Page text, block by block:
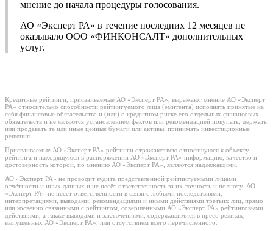
мнение до начала процедуры голосования.
АО «Эксперт РА» в течение последних 12 месяцев не
оказывало ООО «ФИНКОНСАЛТ» дополнительных
услуг.
Кредитные рейтинги, присваиваемые АО «Эксперт РА», выражают мнение АО «Эксперт
РА» относительно способности рейтингуемого лица (эмитента) исполнять принятые на
себя финансовые обязательства и (или) о кредитном риске его отдельных финансовых
обязательств и не являются установлением фактов или рекомендацией покупать, держать
или продавать те или иные ценные бумаги или активы, принимать инвестиционные
решения.
Присваиваемые АО «Эксперт РА» рейтинги отражают всю относящуюся к объекту
рейтинга и находящуюся в распоряжении АО «Эксперт РА» информацию, качество и
достоверность которой, по мнению АО «Эксперт РА», являются надлежащими.
АО «Эксперт РА» не проводит аудита представленной рейтингуемыми лицами
отчётности и иных данных и не несёт ответственность за их точность и полноту. АО
«Эксперт РА» не несет ответственности в связи с любыми последствиями,
интерпретациями, выводами, рекомендациями и иными действиями третьих лиц, прямо
или косвенно связанными с рейтингом, совершенными АО «Эксперт РА» рейтинговыми
действиями, а также выводами и заключениями, содержащимися в пресс-релизах,
выпущенных АО «Эксперт РА», или отсутствием всего перечисленного.